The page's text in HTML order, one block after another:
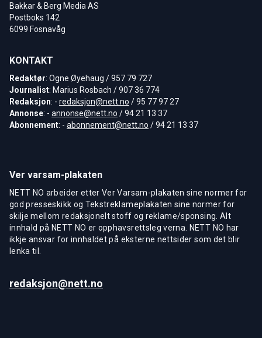
Bakkar & Berg Media AS
Postboks 142
6099 Fosnavåg
KONTAKT
Redaktør: Ogne Øyehaug / 957 79 727
Journalist: Marius Rosbach / 907 36 774
Redaksjon: - redaksjon@nett.no / 95 77 97 27
Annonse: - annonse@nett.no / 94 21 13 37
Abonnement: - abonnement@nett.no / 94 21 13 37
Ver varsam-plakaten
NETT NO arbeider etter Ver Varsam-plakaten sine normer for
god presseskikk og Tekstreklameplakaten sine normer for
skilje mellom redaksjonelt stoff og reklame/sponsing. Alt
innhald på NETT NO er opphavsrettsleg verna. NETT NO har
ikkje ansvar for innhaldet på eksterne nettsider som det blir
lenka til.
redaksjon@nett.no